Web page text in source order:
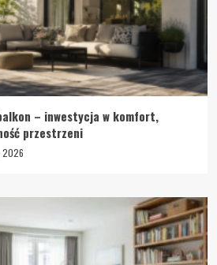
– inwestycja w komfort,
przestrzeni
2026